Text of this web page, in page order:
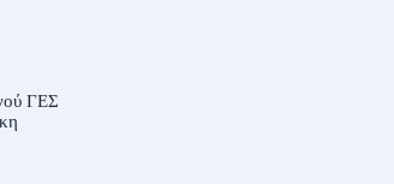
ΓΕΣ